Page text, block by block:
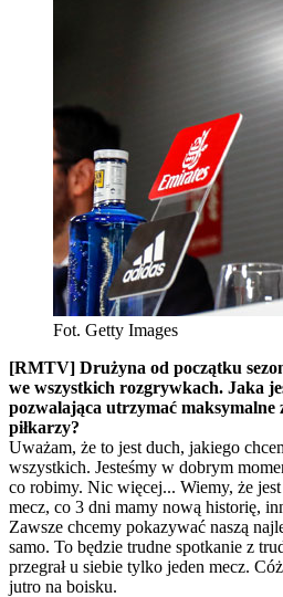
Fot. Getty Images
[RMTV] Drużyna od początku
we wszystkich rozgrywkach. Jaka
pozwalająca utrzymać maksymalne
piłkarzy?
Uważam, że to jest duch, jakiego
wszystkich. Jesteśmy w dobrym
co robimy. Nic więcej... Wiemy, że
mecz, co 3 dni mamy nową historię,
Zawsze chcemy pokazywać naszą
samo. To będzie trudne spotkanie z
przegrał u siebie tylko jeden mecz.
jutro na boisku.